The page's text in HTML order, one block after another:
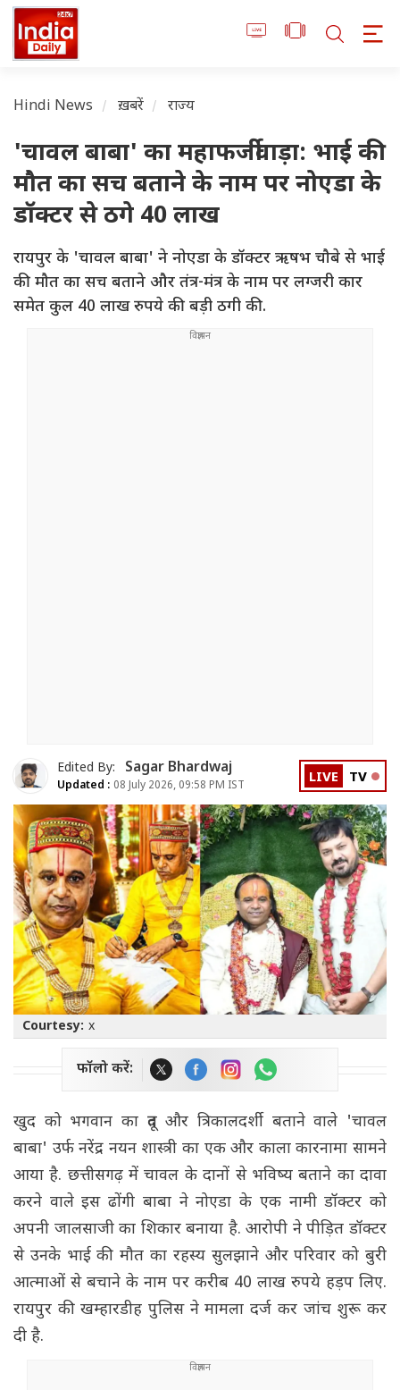
Hindi News ख़बरें राज्य
'चावल बाबा' का महाफर्जीवाड़ा: भाई की
मौत का सच बताने के नाम पर नोएडा के
डॉक्टर से ठगे 40 लाख
रायपुर के 'चावल बाबा' ने नोएडा के डॉक्टर ऋषभ चौबे से भाई
की मौत का सच बताने और तंत्र-मंत्र के नाम पर लग्जरी कार
समेत कुल 40 लाख रुपये की बड़ी ठगी की.
Edited By: Sagar Bhardwaj
Updated : 08 July 2026, 09:58 PM IST LIVE TV
Courtesy: x
फॉलो करें:
खुद को भगवान का दूत और त्रिकालदर्शी बताने वाले 'चावल
बाबा' उर्फ नरेंद्र नयन शास्त्री का एक और काला कारनामा सामने
आया है. छत्तीसगढ़ में चावल के दानों से भविष्य बताने का दावा
करने वाले इस ढोंगी बाबा ने नोएडा के एक नामी डॉक्टर को
अपनी जालसाजी का शिकार बनाया है. आरोपी ने पीड़ित डॉक्टर
से उनके भाई की मौत का रहस्य सुलझाने और परिवार को बुरी
आत्माओं से बचाने के नाम पर करीब 40 लाख रुपये हड़प लिए.
रायपुर की खम्हारडीह पुलिस ने मामला दर्ज कर जांच शुरू कर
दी है.